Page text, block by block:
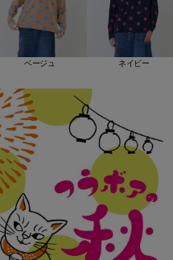
ベージュ ネイビー